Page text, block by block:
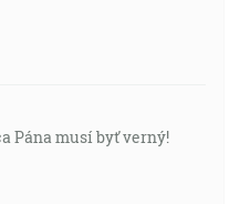
Pána musí byť verný!